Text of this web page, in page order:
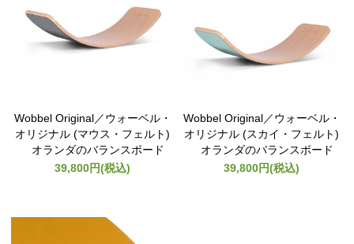
Wobbel Original／ウォーベル・
オリジナル (マウス・フェルト)
オランダのバランスボード
39,800円(税込)
Wobbel Original／ウォーベル・
オリジナル (スカイ・フェルト)
オランダのバランスボード
39,800円(税込)